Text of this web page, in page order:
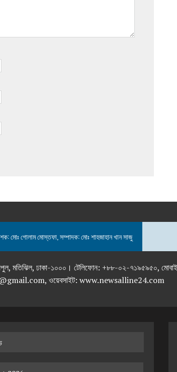
মোঃ গোলাম মোস্তফা, সম্পাদক: মোঃ শাহজাহান খান সাজু
ফকিরাপুল, মতিঝিল, ঢাকা-১০০০। টেলিফোন: +৮৮-০২-
ওয়েবসাইট: www.newsalline24.com